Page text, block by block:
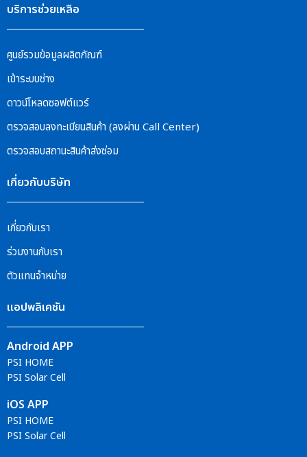
บริการช่วยเหลือ
ศูนย์รวมข้อมูลผลิตภัณฑ์
เข้าระบบช่าง
ดาวน์โหลดซอฟต์แวร์
ตรวจสอบลงทะเบียนสินค้า (ลงผ่าน Call Center)
ตรวจสอบสถานะสินค้าส่งซ่อม
เกี่ยวกับบริษัท
เกี่ยวกับเรา
ร่วมงานกับเรา
ตัวแทนจำหน่าย
แอปพลิเคชัน
Android APP
PSI HOME
PSI Solar Cell
iOS APP
PSI HOME
PSI Solar Cell